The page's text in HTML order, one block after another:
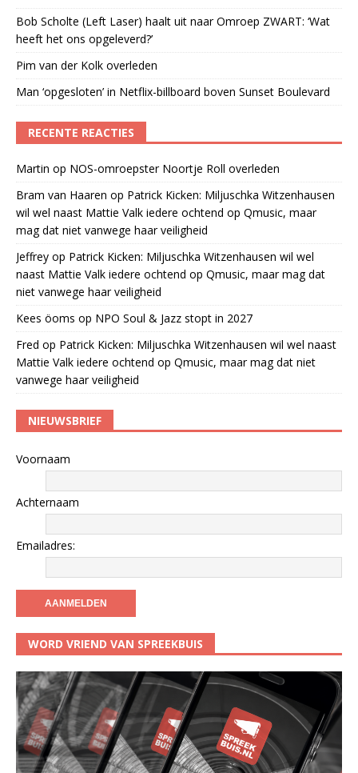
Bob Scholte (Left Laser) haalt uit naar Omroep ZWART: ‘Wat
heeft het ons opgeleverd?’
Pim van der Kolk overleden
Man ‘opgesloten’ in Netflix-billboard boven Sunset Boulevard
RECENTE REACTIES
Martin op NOS-omroepster Noortje Roll overleden
Bram van Haaren op Patrick Kicken: Miljuschka Witzenhausen
wil wel naast Mattie Valk iedere ochtend op Qmusic, maar
mag dat niet vanwege haar veiligheid
Jeffrey op Patrick Kicken: Miljuschka Witzenhausen wil wel
naast Mattie Valk iedere ochtend op Qmusic, maar mag dat
niet vanwege haar veiligheid
Kees öoms op NPO Soul & Jazz stopt in 2027
Fred op Patrick Kicken: Miljuschka Witzenhausen wil wel naast
Mattie Valk iedere ochtend op Qmusic, maar mag dat niet
vanwege haar veiligheid
NIEUWSBRIEF
Voornaam
Achternaam
Emailadres:
WORD VRIEND VAN SPREEKBUIS